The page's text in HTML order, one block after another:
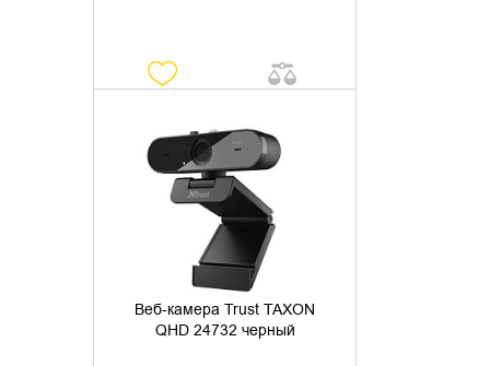
Веб-камера Trust TAXON
QHD 24732 черный
УТОЧНИТЬ НАЛИЧИЕ